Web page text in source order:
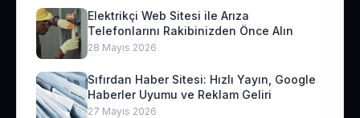
Elektrikçi Web Sitesi ile Arıza
Telefonlarını Rakibinizden Önce Alın
28 Mayıs 2026
Sıfırdan Haber Sitesi: Hızlı Yayın, Google
Haberler Uyumu ve Reklam Geliri
27 Mayıs 2026